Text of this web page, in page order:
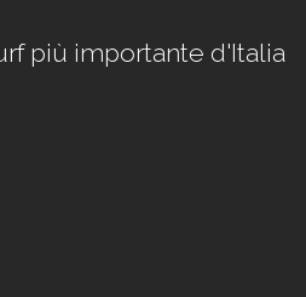
più importante d'Italia